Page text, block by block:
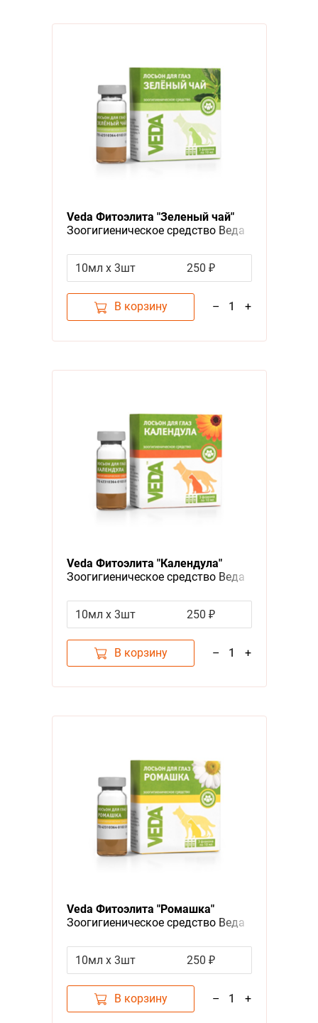
Veda Фитоэлита "Зеленый чай"
Зоогигиеническое средство Веда
10мл х 3шт
250 ₽
В корзину – 1 +
Veda Фитоэлита "Календула"
Зоогигиеническое средство Веда
10мл х 3шт
250 ₽
В корзину – 1 +
Veda Фитоэлита "Ромашка"
Зоогигиеническое средство Веда
10мл х 3шт
250 ₽
В корзину – 1 +